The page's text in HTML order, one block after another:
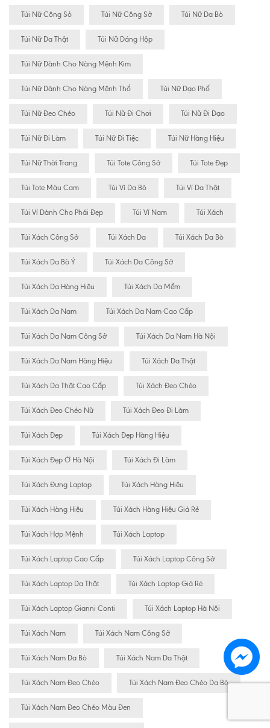
Túi Nữ Công Sỏ Túi Nữ Công Sở Túi Nữ Da Bò
Túi Nữ Da Thật Túi Nữ Dáng Hộp
Túi Nữ Dành Cho Nàng Mệnh Kim
Túi Nữ Dành Cho Nàng Mệnh Thổ Túi Nữ Dạo Phố
Túi Nữ Đeo Chéo Túi Nữ Đi Chơi Túi Nữ Đi Dạo
Túi Nữ Đi Làm Túi Nữ Đi Tiệc Túi Nữ Hàng Hiệu
Túi Nữ Thời Trang Túi Tote Công Sở Túi Tote Đẹp
Túi Tote Màu Cam Túi Ví Da Bò Túi Ví Da Thật
Túi Ví Dành Cho Phái Đẹp Túi Ví Nam Túi Xách
Túi Xách Công Sở Túi Xách Da Túi Xách Da Bò
Túi Xách Da Bò Ý Túi Xách Da Công Sở
Túi Xách Da Hàng Hiêu Túi Xách Da Mềm
Túi Xách Da Nam Túi Xách Da Nam Cao Cấp
Túi Xách Da Nam Công Sở Túi Xách Da Nam Hà Nội
Túi Xách Da Nam Hàng Hiệu Túi Xách Da Thật
Túi Xách Da Thật Cao Cấp Túi Xách Đeo Chéo
Túi Xách Đeo Chéo Nữ Túi Xách Đeo Đi Làm
Túi Xách Đẹp Túi Xách Đẹp Hàng Hiệu
Túi Xách Đẹp Ở Hà Nội Túi Xách Đi Làm
Túi Xách Đựng Laptop Túi Xách Hàng Hiêu
Túi Xách Hàng Hiệu Túi Xách Hàng Hiệu Giá Rẻ
Túi Xách Hợp Mệnh Túi Xách Laptop
Túi Xách Laptop Cao Cấp Túi Xách Laptop Công Sở
Túi Xách Laptop Da Thật Túi Xách Laptop Giá Rẻ
Túi Xách Laptop Gianni Conti Túi Xách Laptop Hà Nội
Túi Xách Nam Túi Xách Nam Công Sở
Túi Xách Nam Da Bò Túi Xách Nam Da Thật
Túi Xách Nam Đeo Chéo Túi Xách Nam Đeo Chéo Da Bò
Túi Xách Nam Đeo Chéo Màu Đen